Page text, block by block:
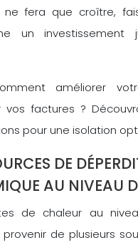
ne fera que croître,
un investissement
améliorer
vos factures ?
pour une isolation
DE
AU NIVEAU
de chaleur au
de plusieurs